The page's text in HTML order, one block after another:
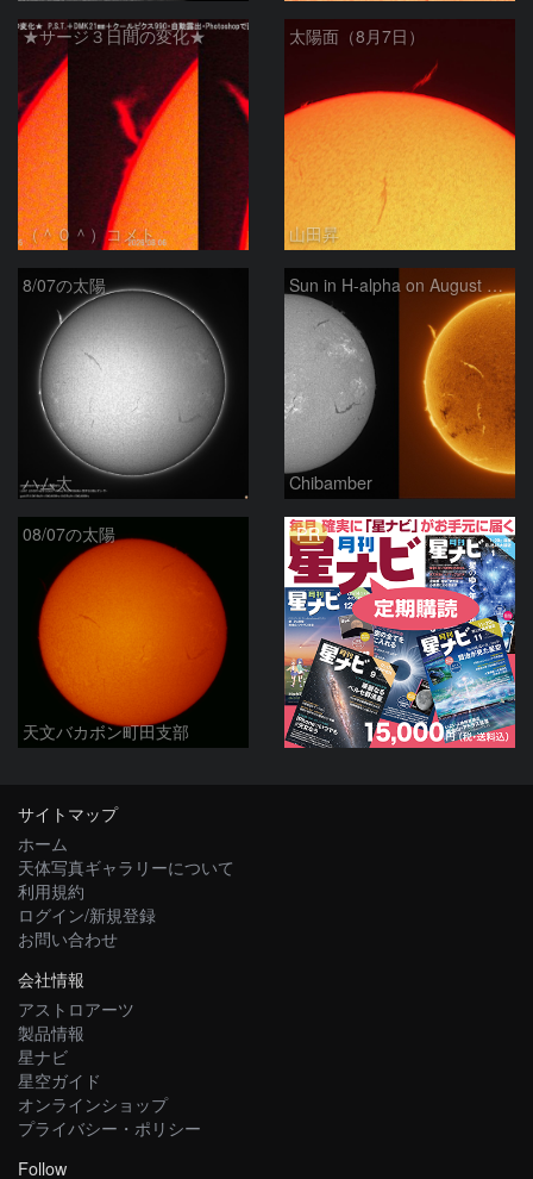
★サージ３日間の変化★
（＾０＾）コメト
太陽面（8月7日）
山田昇
8/07の太陽
ハム太
Sun in H-alpha on August 7, 2026
Chibamber
08/07の太陽
天文バカボン町田支部
PR
サイトマップ
ホーム
天体写真ギャラリーについて
利用規約
ログイン/新規登録
お問い合わせ
会社情報
アストロアーツ
製品情報
星ナビ
星空ガイド
オンラインショップ
プライバシー・ポリシー
Follow